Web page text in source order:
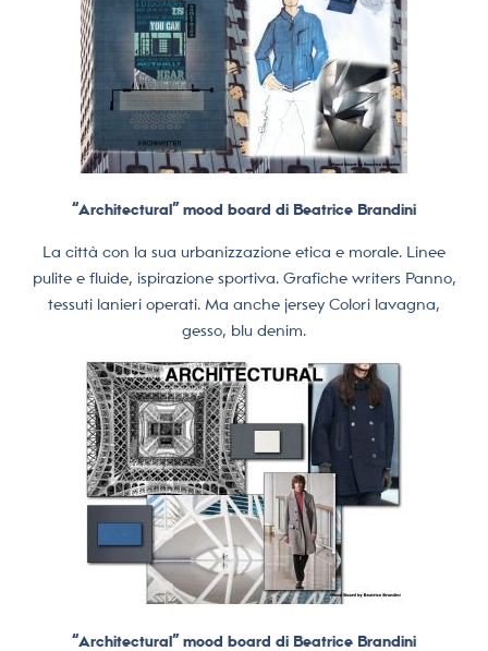
“Architectural” mood board di Beatrice Brandini
La città con la sua urbanizzazione etica e morale. Linee
pulite e fluide, ispirazione sportiva. Grafiche writers Panno,
tessuti lanieri operati. Ma anche jersey Colori lavagna,
gesso, blu denim.
“Architectural” mood board di Beatrice Brandini